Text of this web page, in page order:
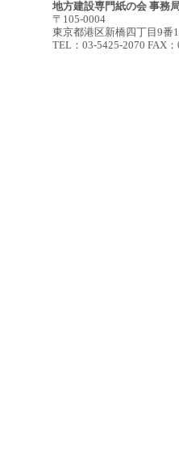
地方建設専門紙の会 事務
〒105-0004
東京都港区新橋四丁目9番
TEL：03-5425-2070 FAX